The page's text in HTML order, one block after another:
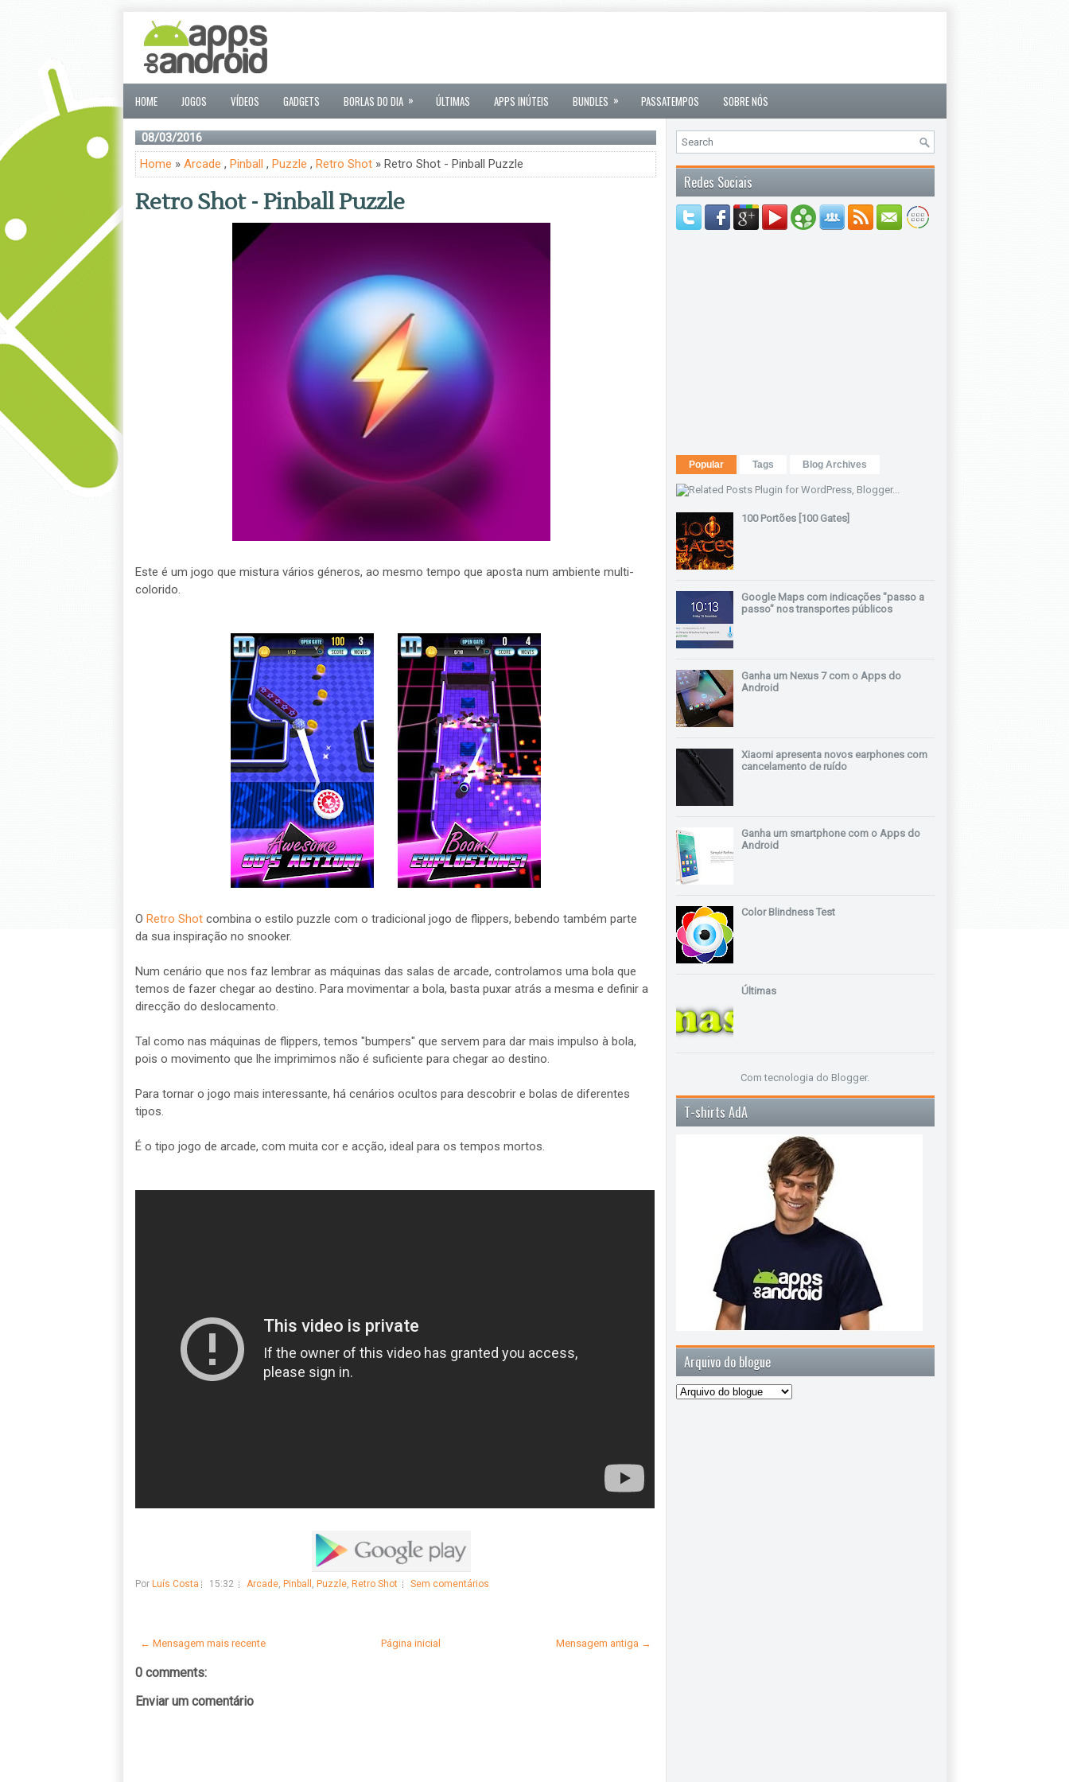
HOME JOGOS VÍDEOS GADGETS BORLAS DO DIA » ÚLTIMAS APPS INÚTEIS BUNDLES » PASSATEMPOS SOBRE NÓS
08/03/2016
Home » Arcade , Pinball , Puzzle , Retro Shot» Retro Shot - Pinball Puzzle
Retro Shot - Pinball Puzzle
Este é um jogo que mistura vários géneros, ao mesmo tempo que aposta num ambiente multi-
colorido.
O Retro Shotcombina o estilo puzzle com o tradicional jogo de flippers, bebendo também parte
da sua inspiração no snooker.
Num cenário que nos faz lembrar as máquinas das salas de arcade, controlamos uma bola que
temos de fazer chegar ao destino. Para movimentar a bola, basta puxar atrás a mesma e definir a
direcção do deslocamento.
Tal como nas máquinas de flippers, temos "bumpers" que servem para dar mais impulso à bola,
pois o movimento que lhe imprimimos não é suficiente para chegar ao destino.
Para tornar o jogo mais interessante, há cenários ocultos para descobrir e bolas de diferentes
tipos.
É o tipo jogo de arcade, com muita cor e acção, ideal para os tempos mortos.
Por Luís Costa 15:32 Arcade, Pinball , Puzzle, Retro Shot Sem comentários
← Mensagem mais recente Mensagem antiga →
Página inicial
0 comments:
Enviar um comentário
Redes Sociais
Popular Tags Blog Archives
100 Portões [100 Gates]
Google Maps com indicações "passo a
passo" nos transportes públicos
Ganha um Nexus 7 com o Apps do
Android
Xiaomi apresenta novos earphones com
cancelamento de ruído
Ganha um smartphone com o Apps do
Android
Color Blindness Test
Últimas
Com tecnologia do Blogger.
T-shirts AdA
Arquivo do blogue